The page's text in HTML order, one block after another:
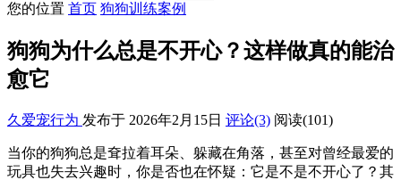
您的位置 首页 狗狗训练案例
狗狗为什么总是不开心？这样做真的能治
愈它
久爱宠行为 发布于 2026年2月15日 评论(3) 阅读(101)
当你的狗狗总是耷拉着耳朵、躲藏在角落，甚至对曾经最爱的
玩具也失去兴趣时，你是否也在怀疑：它是不是不开心了？其